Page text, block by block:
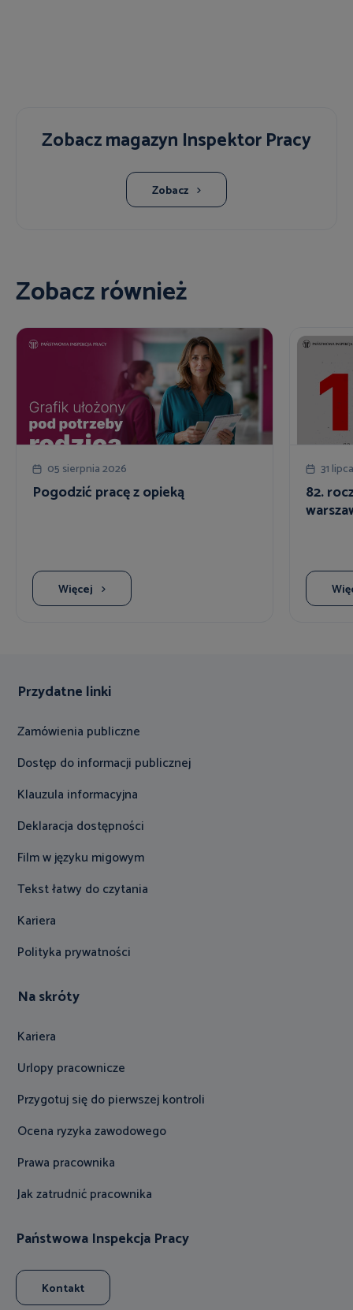
Zobacz magazyn Inspektor Pracy
Zobacz
Zobacz również
05 sierpnia 2026
Pogodzić pracę z opieką
Więcej
31
82.
Przydatne linki
Zamówienia publiczne
Dostęp do informacji publicznej
Klauzula informacyjna
Deklaracja dostępności
Film w języku migowym
Tekst łatwy do czytania
Kariera
Polityka prywatności
Na skróty
Kariera
Urlopy pracownicze
Przygotuj się do pierwszej kontroli
Ocena ryzyka zawodowego
Prawa pracownika
Jak zatrudnić pracownika
Państwowa Inspekcja Pracy
Kontakt